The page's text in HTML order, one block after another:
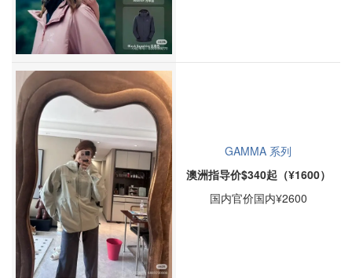
GAMMA 系列
澳洲指导价$340起（¥1600）
国内官价国内¥2600